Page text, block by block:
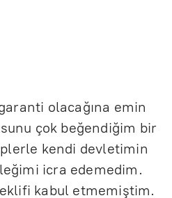
olacağına emin
çok beğendiğim bir
kendi devletimin
icra edemedim.
kabul etmemiştim.